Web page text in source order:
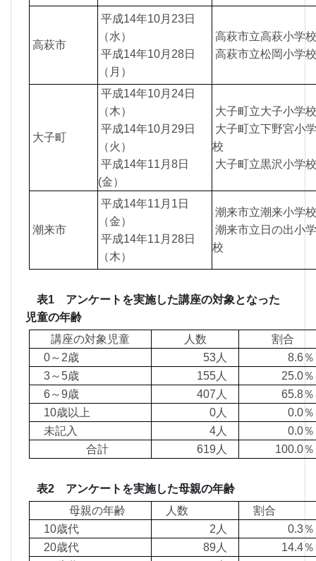
高萩市
平成14年10月23日
（水）
平成14年10月28日
（月）
高萩市立高萩小学校
高萩市立松岡小学校
大子町
平成14年10月24日
（木）
平成14年10月29日
（火）
平成14年11月8日
(金）
大子町立大子小学校
大子町立下野宮小学
校
大子町立黒沢小学校
潮来市
平成14年11月1日
（金）
平成14年11月28日
（木）
潮来市立潮来小学校
潮来市立日の出小学
校
表1 アンケートを実施した講座の対象となった
児童の年齢
講座の対象児童
人数
割合
0～2歳
53人
8.6
3～5歳
155人
25.0
6～9歳
407人
65.8
10歳以上
0人
0.0
未記入
4人
0.0
合計
619人 100.0
表2 アンケートを実施した母親の年齢
母親の年齢
人数
割合
10歳代
2人
0.3
20歳代
89人
14.4